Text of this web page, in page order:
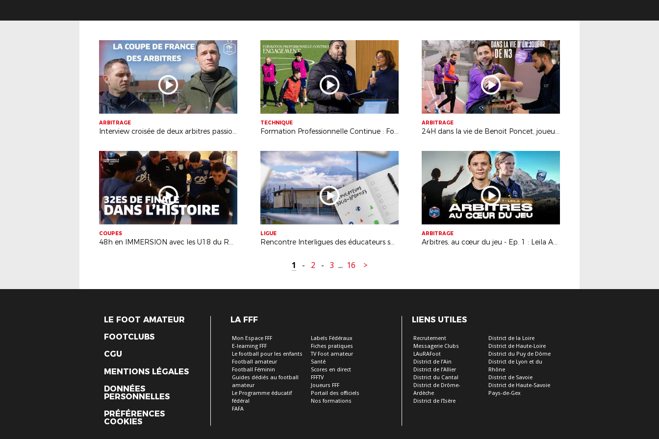
ARBITRAGE
Interview croisée de deux arbitres passionnés
TECHNIQUE
Formation Professionnelle Continue : Foot engagé !
ARBITRAGE
24H dans la vie de Benoit Poncet, joueur de Hauts Lyonnais
COUPES
48h en IMMERSION avec les U18 du RC Vichy
LIGUE
Rencontre Interligues des éducateurs socio-sportifs
ARBITRAGE
Arbitres, au cœur du jeu - Ep. 1 : Leila Agic
1 - 2 - 3 ... 16 >
LE FOOT AMATEUR
FOOTCLUBS
CGU
MENTIONS LÉGALES
DONNÉES
PERSONNELLES
PRÉFÉRENCES
COOKIES
LA FFF
Mon Espace FFF
E-learning FFF
Le football pour les enfants
Football amateur
Football Féminin
Guides dédiés au football
amateur
Le Programme éducatif
fédéral
FAFA
Labels Fédéraux
Fiches pratiques
TV Foot amateur
Santé
Scores en direct
FFFTV
Joueurs FFF
Portail des officiels
Nos formations
LIENS UTILES
Recrutement
Messagerie Clubs
LAuRAFoot
District de l’Ain
District de l’Allier
District du Cantal
District de Drôme-
Ardèche
District de l’Isère
District de la Loire
District de Haute-Loire
District du Puy de Dôme
District de Lyon et du
Rhône
District de Savoie
District de Haute-Savoie
Pays-de-Gex